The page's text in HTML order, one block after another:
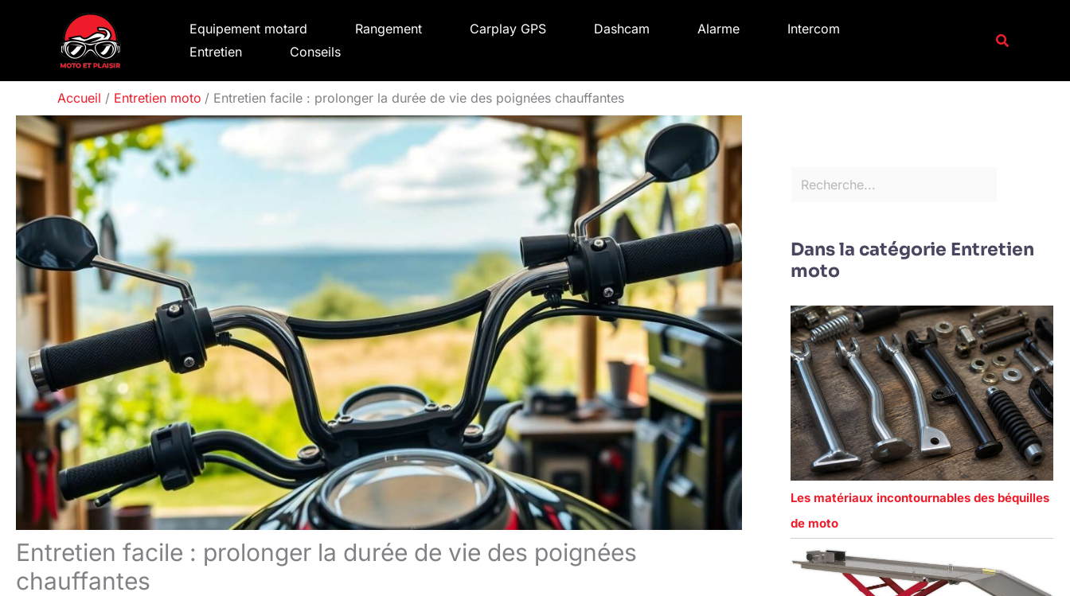
Equipement motard Rangement Carplay GPS Dashcam Alarme
Intercom
Entretien
Conseils
Accueil Entretien moto Entretien facile : prolonger la durée de vie des poignées chauffantes
Entretien facile : prolonger la durée de vie des poignées
chauffantes
e
rDans la catégorie Entretien
moto
Les matériaux incontournables des béquilles
de moto